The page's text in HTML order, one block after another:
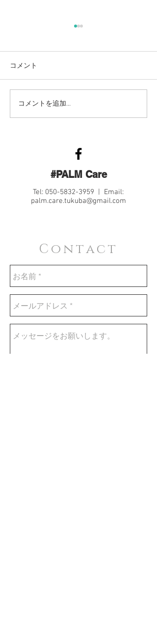
コメント
コメントを追加…
#PALM Care
Tel: 050-5832-3959 | Email:
palm.care.tukuba@gmail.com
Contact